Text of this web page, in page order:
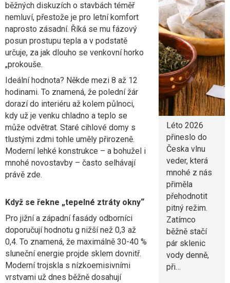
běžných diskuzích o stavbách téměř
nemluví, přestože je pro letní komfort
naprosto zásadní. Říká se mu fázový
posun prostupu tepla a v podstatě
určuje, za jak dlouho se venkovní horko
„prokouše.
Ideální hodnota? Někde mezi 8 až 12
hodinami. To znamená, že polední žár
dorazí do interiéru až kolem půlnoci,
kdy už je venku chladno a teplo se
může odvětrat. Staré cihlové domy s
tlustými zdmi tohle uměly přirozeně.
Moderní lehké konstrukce – a bohužel i
mnohé novostavby – často selhávají
právě zde.
Když se řekne „tepelné ztráty okny“
Pro jižní a západní fasády odborníci
doporučují hodnotu g nižší než 0,3 až
0,4. To znamená, že maximálně 30-40 %
sluneční energie projde sklem dovnitř.
Moderní trojskla s nízkoemisivními
vrstvami už dnes běžně dosahují
Proč vám v
horku
nestačí jen
voda? Jaké
nápoje tělo
skutečně
potřebuje
5. 8. 2026
Léto 2026
přineslo do
Česka vlnu
veder, která
mnohé z nás
přiměla
přehodnotit
pitný režim.
Zatímco
běžně stačí
pár sklenic
vody denně,
při…